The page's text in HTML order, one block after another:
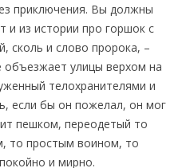
приключения. Вы должны
и из истории про горшок с
сколь и слово пророка, –
улицы верхом на
телохранителями и
если бы он пожелал, он мог
пешком, переодетый то
то простым воином, то
и мирно.